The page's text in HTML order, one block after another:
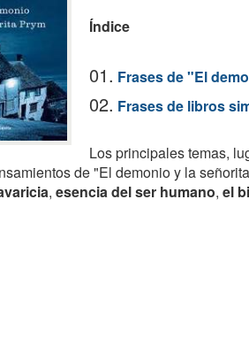
Índice
01. Frases de "El
02. Frases de libros
Los principales temas,
de "El demonio y la
, esencia del ser humano, el